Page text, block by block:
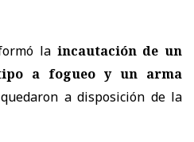
la incautación de un
a fogueo y un arma
a disposición de la